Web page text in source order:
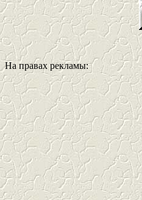
На правах рекламы: